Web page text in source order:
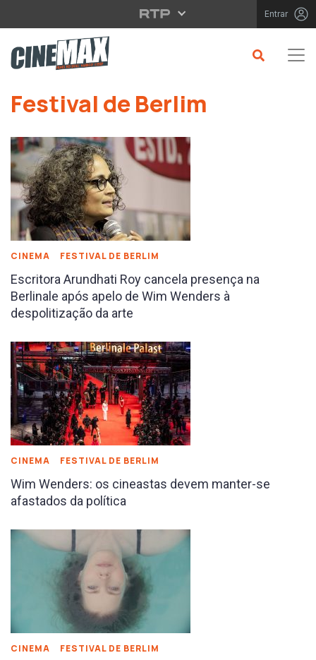
Saltar para o conteúdo principal Entrar
Festival de Berlim
CINEMA FESTIVAL DE BERLIM
Escritora Arundhati Roy cancela presença na
Berlinale após apelo de Wim Wenders à
despolitização da arte
CINEMA FESTIVAL DE BERLIM
Wim Wenders: os cineastas devem manter-se
afastados da política
CINEMA FESTIVAL DE BERLIM